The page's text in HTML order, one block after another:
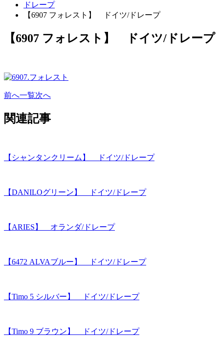
ドレープ
【6907 フォレスト】 ドイツ/ドレープ
【6907 フォレスト】 ドイツ/ドレープ
前へ一覧次へ
関連記事
【シャンタンクリーム】 ドイツ/ドレープ
【DANILOグリーン】 ドイツ/ドレープ
【ARIES】 オランダ/ドレープ
【6472 ALVAブルー】 ドイツ/ドレープ
【Timo 5 シルバー】 ドイツ/ドレープ
【Timo 9 ブラウン】 ドイツ/ドレープ